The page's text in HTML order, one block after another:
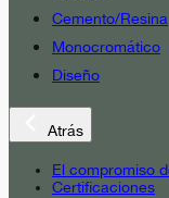
Cemento/Resina
Monocromático
Diseño
Atrás
El compromiso
Certificaciones